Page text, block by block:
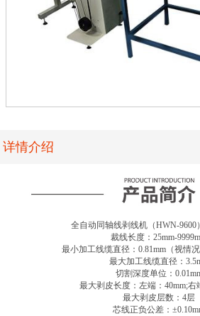
详情介绍
全自动同轴线剥线机（HWN-9600
裁线长度：25mm-
最小加工线缆直径：0.81mm（视情
最大加工线缆直径：
切割深度单位：
最大剥皮长度：左端：40mm;右
最大剥皮层数：4层
芯线正负公差：